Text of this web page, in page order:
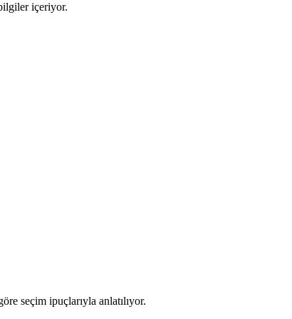
içeriyor.
seçim ipuçlarıyla anlatılıyor.